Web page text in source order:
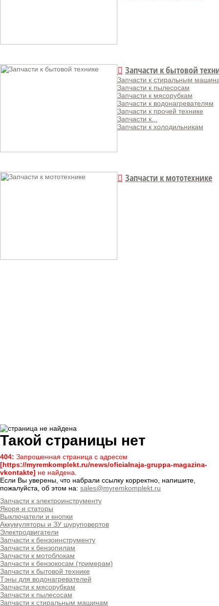
Запчасти к бытовой
Запчасти к стиральным
Запчасти к пылесосам
Запчасти к мясорубкам
Запчасти к водонагревателям
Запчасти к прочей технике
Запчасти к...
Запчасти к холодильникам
Запчасти к мототехнике
Такой страницы нет
404: Запрошенная страница с адресом
[https://myremkomplekt.ru/news/oficialnaja-gruppa-magazina-
vkontakte] не найдена.
Если Вы уверены, что набрали ссылку корректно, напишите,
пожалуйста, об этом на: sales@myremkomplekt.ru
Запчасти к электроинструменту
Якоря и статоры
Выключатели и кнопки
Аккумуляторы и ЗУ шуруповертов
Электродвигатели
Запчасти к бензоинструменту
Запчасти к бензопилам
Запчасти к мотоблокам
Запчасти к бензокосам (тримерам)
Запчасти к бытовой технике
Тэны для водонагревателей
Запчасти к мясорубкам
Запчасти к пылесосам
Запчасти к стиральным машинам